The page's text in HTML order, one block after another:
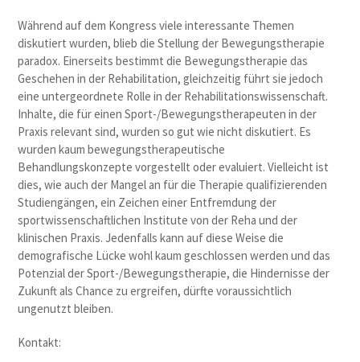
Während auf dem Kongress viele interessante Themen
diskutiert wurden, blieb die Stellung der Bewegungstherapie
paradox. Einerseits bestimmt die Bewegungstherapie das
Geschehen in der Rehabilitation, gleichzeitig führt sie jedoch
eine untergeordnete Rolle in der Rehabilitationswissenschaft.
Inhalte, die für einen Sport-/Bewegungstherapeuten in der
Praxis relevant sind, wurden so gut wie nicht diskutiert. Es
wurden kaum bewegungstherapeutische
Behandlungskonzepte vorgestellt oder evaluiert. Vielleicht ist
dies, wie auch der Mangel an für die Therapie qualifizierenden
Studiengängen, ein Zeichen einer Entfremdung der
sportwissenschaftlichen Institute von der Reha und der
klinischen Praxis. Jedenfalls kann auf diese Weise die
demografische Lücke wohl kaum geschlossen werden und das
Potenzial der Sport-/Bewegungstherapie, die Hindernisse der
Zukunft als Chance zu ergreifen, dürfte voraussichtlich
ungenutzt bleiben.
Kontakt: